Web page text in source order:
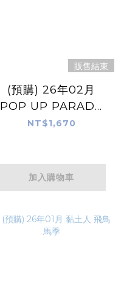
販售結束
(預購) 26年02月
POP UP PARADE
雅兒貝德 鎧甲Ver. L
NT$1,670
加入購物車